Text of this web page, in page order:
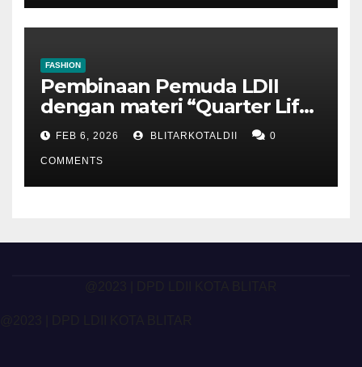
FASHION
Pembinaan Pemuda LDII
dengan materi “Quarter Life
Crisis”
FEB 6, 2026 BLITARKOTALDII 0
COMMENTS